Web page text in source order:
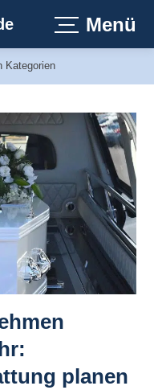
Menü
Kategorien
planen